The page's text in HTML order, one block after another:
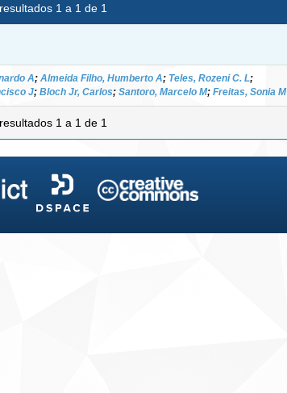
1 a 1 de 1
A; Almeida Filho, Humberto A; Teles, Rozeni C. L;
J; Bloch Jr, Carlos; Santoro, Marcelo M; Freitas, Sonia M
1 a 1 de 1